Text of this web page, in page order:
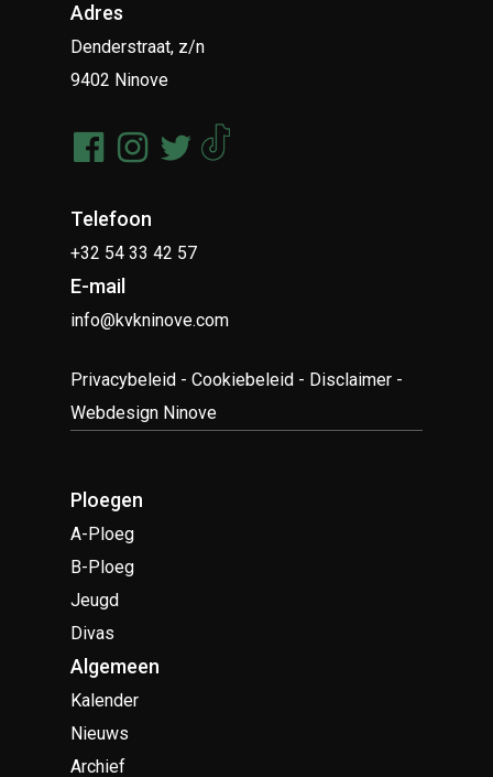
Adres
Denderstraat, z/n
9402 Ninove
Telefoon
+32 54 33 42 57
E-mail
info@kvkninove.com
Privacybeleid -Cookiebeleid - Disclaimer -
Webdesign Ninove
Ploegen
A-Ploeg
B-Ploeg
Jeugd
Divas
Algemeen
Kalender
Nieuws
Archief